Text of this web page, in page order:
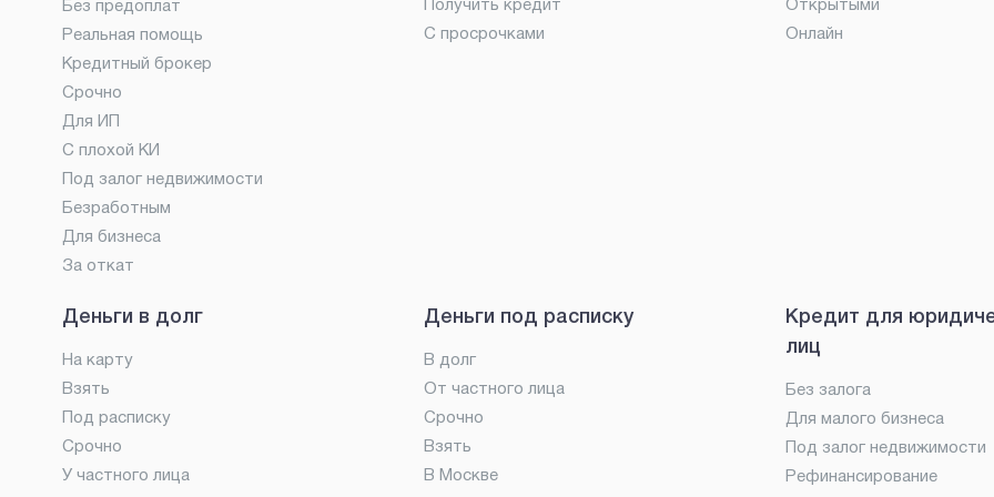
Без предоплат
Реальная помощь
Кредитный брокер
Срочно
Для ИП
С плохой КИ
Под залог недвижимости
Безработным
Для бизнеса
За откат
Получить кредит
С просрочками
Открытыми
Онлайн
Деньги в долг
На карту
Взять
Под расписку
Срочно
У частного лица
Деньги под расписку
В долг
От частного лица
Срочно
Взять
В Москве
Кредит для
лиц
Без залога
Для малого бизнеса
Под залог недвижимости
Рефинансирование